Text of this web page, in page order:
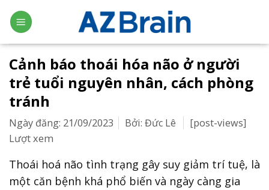
Skip
to
content
Cảnh báo thoái hóa não ở người
trẻ tuổi nguyên nhân, cách phòng
tránh
Ngày đăng: 21/09/2023 Bởi: Đức Lê
[post-views]
Lượt xem
Thoái hoá não tình trạng gây suy giảm trí tuệ, là
một căn bệnh khá phổ biến và ngày càng gia